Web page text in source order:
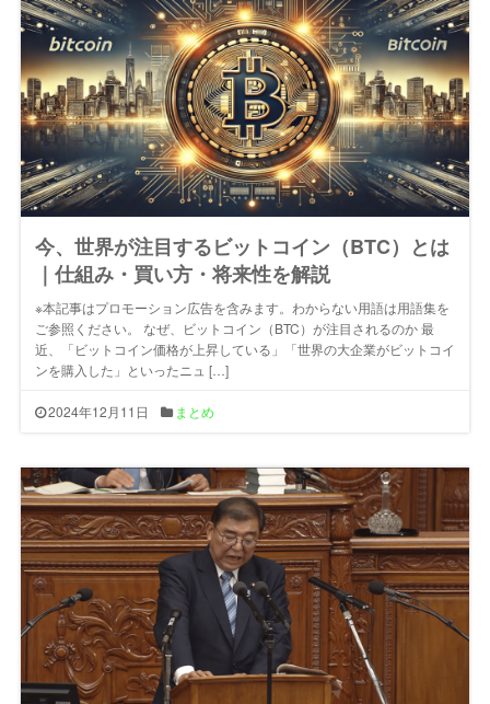
今、世界が注目するビットコイン（BTC）とは
｜仕組み・買い方・将来性を解説
※本記事はプロモーション広告を含みます。わからない用語は用語集を
ご参照ください。 なぜ、ビットコイン（BTC）が注目されるのか 最
近、「ビットコイン価格が上昇している」「世界の大企業がビットコイ
ンを購入した」といったニュ […]
2024年12月11日 まとめ